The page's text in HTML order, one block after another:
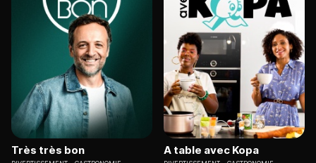
Très très bon A table avec Kopa